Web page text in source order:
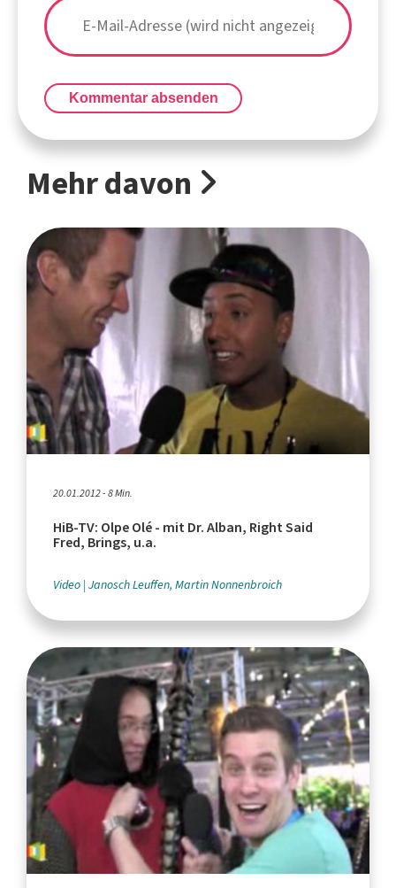
Kommentar absenden
Mehr davon
20.01.2012 - 8 Min.
HiB-TV: Olpe Olé - mit Dr. Alban, Right Said
Fred, Brings, u.a.
Video Janosch Leuffen, Martin Nonnenbroich